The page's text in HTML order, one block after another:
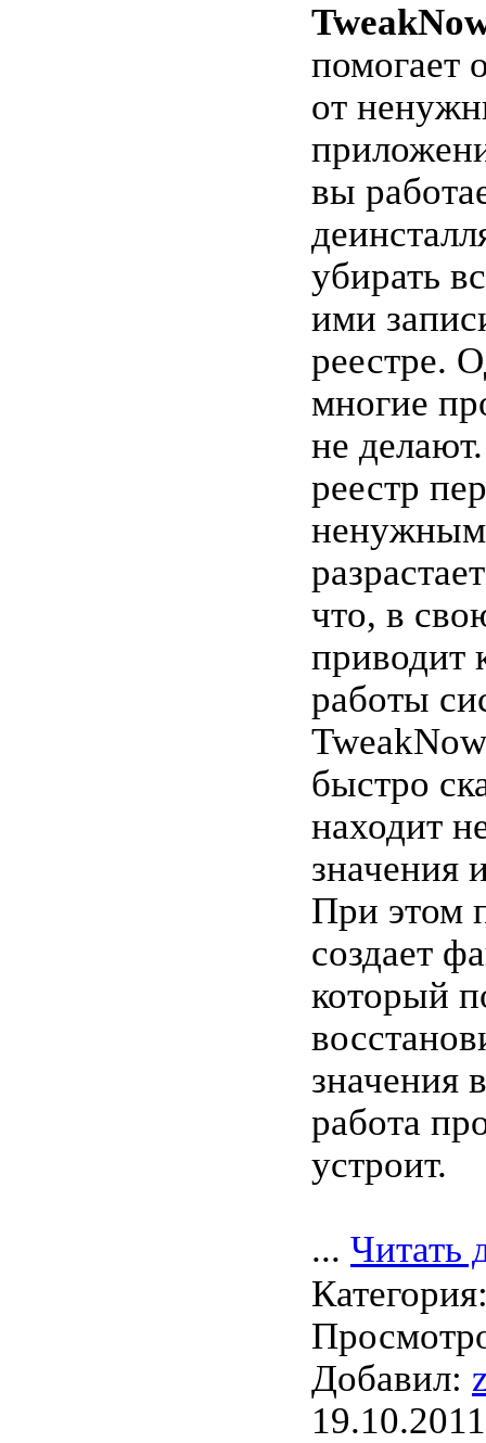
помогает
от
вы
убирать
ими
реестре.
многие
не
реестр
что, в
приводит
работы
быстро
находит
значения
При этом
создает
который
значения
работа
устроит.
... Читать
Добавил:
19.10.2011